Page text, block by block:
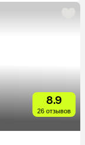
8.9
26 отзывов